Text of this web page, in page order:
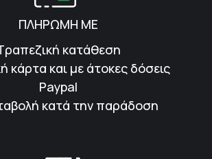
ΠΛΗΡΩΜΗ ΜΕ
κατάθεση
κάρτα και με άτοκες δόσεις
Paypal
κατά την παράδοση